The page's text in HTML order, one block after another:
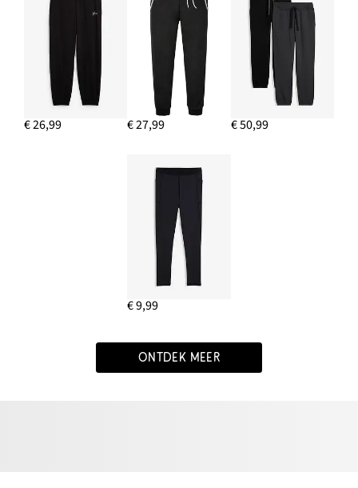
€ 26,99 € 27,99 € 50,99
€ 9,99
ONTDEK MEER